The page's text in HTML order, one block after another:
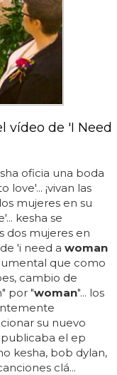
vídeo de 'I Need
oficia una boda
love'... ¡vivan las
mujeres en su
kesha se
dos mujeres en
'i need a woman
que como
cambio de
por "woman"... los
su nuevo
publicaba el ep
kesha, bob dylan,
clá...